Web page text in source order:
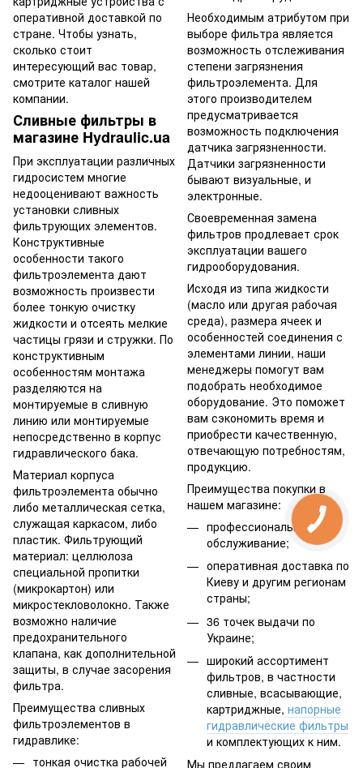
оперативной доставкой по
стране. Чтобы узнать,
сколько стоит
интересующий вас товар,
смотрите каталог нашей
компании.
Сливные фильтры в
магазине Hydraulic.ua
При эксплуатации различных
гидросистем многие
недооценивают важность
установки сливных
фильтрующих элементов.
Конструктивные
особенности такого
фильтроэлемента дают
возможность произвести
более тонкую очистку
жидкости и отсеять мелкие
частицы грязи и стружки. По
конструктивным
особенностям монтажа
разделяются на
монтируемые в сливную
линию или монтируемые
непосредственно в корпус
гидравлического бака.
Материал корпуса
фильтроэлемента обычно
либо металлическая сетка,
служащая каркасом, либо
пластик. Фильтрующий
материал: целлюлоза
специальной пропитки
(микрокартон) или
микростекловолокно. Также
возможно наличие
предохранительного
клапана, как дополнительной
защиты, в случае засорения
фильтра.
Преимущества сливных
фильтроэлементов в
гидравлике:
тонкая очистка рабочей
Необходимым атрибутом при
выборе фильтра является
возможность отслеживания
степени загрязнения
фильтроэлемента. Для
этого производителем
предусматривается
возможность подключения
датчика загрязненности.
Датчики загрязненности
бывают визуальные, и
электронные.
Своевременная замена
фильтров продлевает срок
эксплуатации вашего
гидрооборудования.
Исходя из типа жидкости
(масло или другая рабочая
среда), размера ячеек и
особенностей соединения с
элементами линии, наши
менеджеры помогут вам
подобрать необходимое
оборудование. Это поможет
вам сэкономить время и
приобрести качественную,
отвечающую потребностям,
продукцию.
Преимущества покупки в
нашем магазине:
профессиональное
обслуживание;
оперативная доставка по
Киеву и другим регионам
страны;
36 точек выдачи по
Украине;
широкий ассортимент
фильтров, в частности
сливные, всасывающие,
картриджные, напорные
гидравлические фильтры
и комплектующих к ним.
Мы предлагаем своим